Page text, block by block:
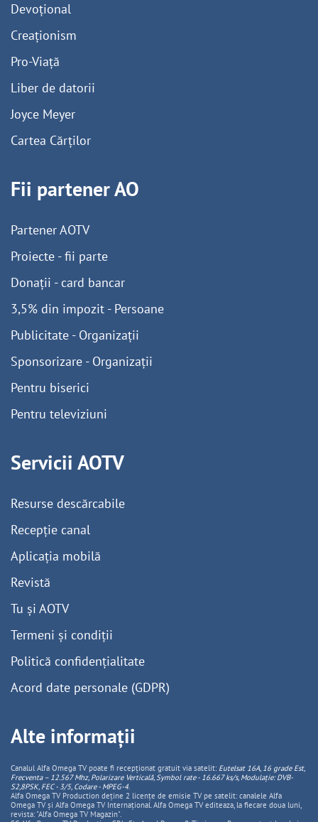
Devoțional
Creaționism
Pro-Viață
Liber de datorii
Joyce Meyer
Cartea Cărților
Fii partener AO
Partener AOTV
Proiecte - fii parte
Donații - card bancar
3,5% din impozit - Persoane
Publicitate - Organizații
Sponsorizare - Organizații
Pentru biserici
Pentru televiziuni
Servicii AOTV
Resurse descărcabile
Recepție canal
Aplicația mobilă
Revistă
Tu și AOTV
Termeni și condiții
Politică confidențialitate
Acord date personale (GDPR)
Alte informații
Canalul Alfa Omega TV poate fi recepționat gratuit via satelit: Eutelsat 16A, 16 grade Est,
Frecventa – 12.567 Mhz, PolarizareVerticală, Symbol rate - 16.667 ks/s, Modulație: DVB-
S2,8PSK, FEC - 3/5, Codare - MPEG-4.
Alfa Omega TV Production deține 2 licențe de emisie TV pe satelit: canalele Alfa
Omega TV și Alfa Omega TV Internațional. Alfa Omega TV editeaza, la fiecare doua luni,
revista: "Alfa Omega TV Magazin".